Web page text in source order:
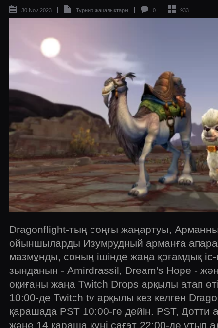
30 Nov 2023 Турнир жаңалықтары 0 933
Dragonflight-тың соңғы жаңартуы,
ойыншыларды Изумрудный арманға
мазмұнды, соның ішінде жаңа қоғамдық
зынданын - Amirdrassil, Dream's Hope -
оқиғаны жаңа Twitch Drops арқылы атап
10:00-де Twitch tv арқылы кез келген
қарашада PST 10:00-ге дейін. PST, Дотти
және 14 қараша күні сағат 22:00-де ұтып